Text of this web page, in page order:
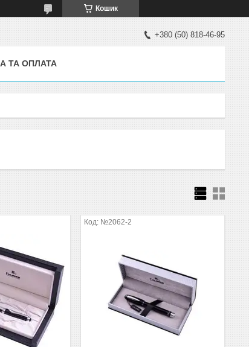
Кошик
+380 (50) 818-46-95
ТА ОПЛАТА
№2062-2